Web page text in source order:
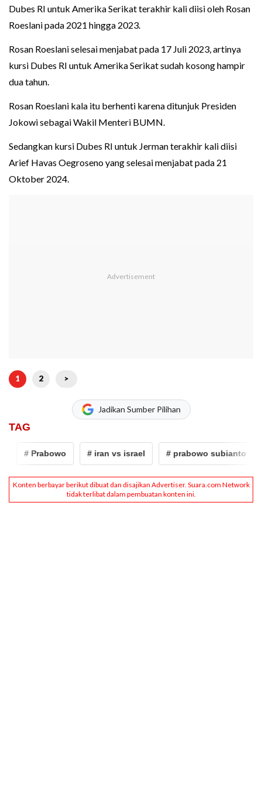
Dubes RI untuk Amerika Serikat terakhir kali diisi oleh Rosan
Roeslani pada 2021 hingga 2023.
Rosan Roeslani selesai menjabat pada 17 Juli 2023, artinya
kursi Dubes RI untuk Amerika Serikat sudah kosong hampir
dua tahun.
Rosan Roeslani kala itu berhenti karena ditunjuk Presiden
Jokowi sebagai Wakil Menteri BUMN.
Sedangkan kursi Dubes RI untuk Jerman terakhir kali diisi
Arief Havas Oegroseno yang selesai menjabat pada 21
Oktober 2024.
1 2 >
Jadikan Sumber Pilihan
TAG
Prabowo # iran vs israel # prabowo subianto #